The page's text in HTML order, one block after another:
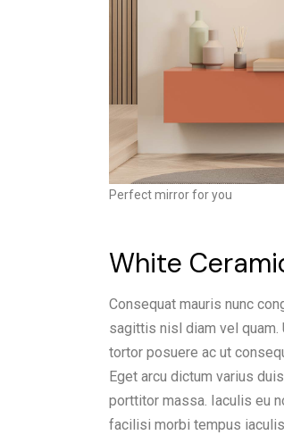
Perfect mirror for you
White
Consequat mauris nunc
sagittis nisl diam vel
tortor posuere ac ut
Eget arcu dictum varius
porttitor massa. Iaculis eu
facilisi morbi tempus